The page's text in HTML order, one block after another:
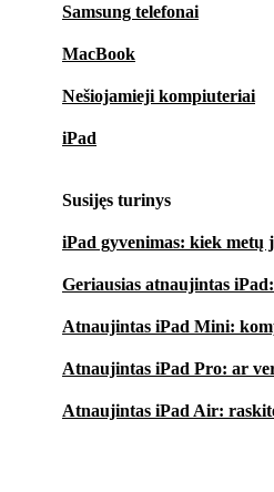
30 dienų nemokamas
Samsung telefonai
MacBook
Nešiojamieji kompiuteriai
iPad
Susijęs turinys
iPad gyvenimas: kiek metų
Geriausias atnaujintas
Atnaujintas iPad Mini:
Atnaujintas iPad Pro: ar
Atnaujintas iPad Air: